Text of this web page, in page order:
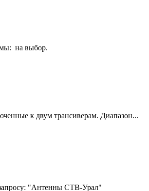
на выбор.
к двум трансиверам. Диапазон...
"Антенны СТВ-Урал"